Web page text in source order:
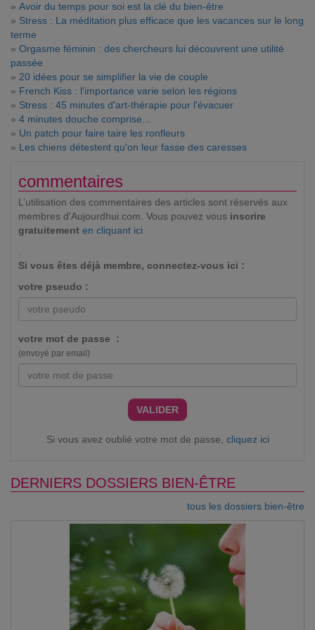
» Avoir du temps pour soi est la clé du bien-être
» Stress : La méditation plus efficace que les vacances sur le long
terme
» Orgasme féminin : des chercheurs lui découvrent une utilité
passée
» 20 idées pour se simplifier la vie de couple
» French Kiss : l'importance varie selon les régions
» Stress : 45 minutes d'art-thérapie pour l'évacuer
» 4 minutes douche comprise...
» Un patch pour faire taire les ronfleurs
» Les chiens détestent qu'on leur fasse des caresses
commentaires
L’utilisation des commentaires des articles sont réservés aux
membres d'Aujourdhui.com. Vous pouvez vous inscrire
gratuitement en cliquant ici
.
Si vous êtes déjà membre, connectez-vous ici :
votre pseudo :
votre mot de passe :
(envoyé par email)
VALIDER
Si vous avez oublié votre mot de passe, cliquez ici
DERNIERS DOSSIERS BIEN-ÊTRE
tous les dossiers bien-être